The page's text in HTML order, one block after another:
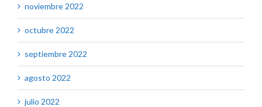
noviembre 2022
octubre 2022
septiembre 2022
agosto 2022
julio 2022